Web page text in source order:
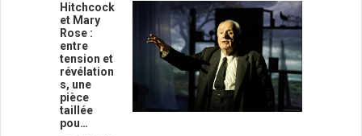
Hitchcock
et Mary
Rose :
entre
tension et
révélation
s, une
pièce
taillée
pou…